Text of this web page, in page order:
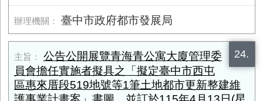
臺中市政府都市發展局
24.
公告公開展覽青海青公寓大廈管理委
員會擔任實施者擬具之「擬定臺中市西屯
區惠來厝段519地號等1筆土地都市更新整建維